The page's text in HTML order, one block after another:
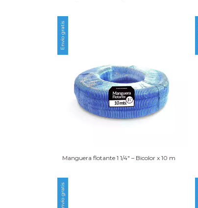
Envío gratis
Manguera flotante 1 1/4″ – Bicolor x 10 m
Envío gratis